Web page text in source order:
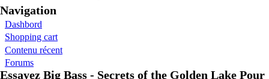
Navigation
Dashbord
Shopping cart
Contenu récent
Forums
Essayez Big Bass - Secrets of the Golden Lake Pour